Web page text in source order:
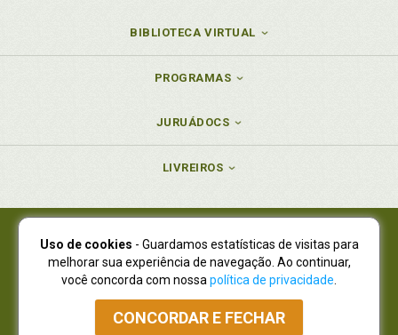
BIBLIOTECA VIRTUAL
PROGRAMAS
JURUÁDOCS
LIVREIROS
Juruá Editora Ltda., CNPJ 77.535.508/0001-19
Juruá Informática Ltda., CNPJ 01.701.561/0001-80
NOVO ENDEREÇO:R. Flávio Dallegrave, 7665, São Lourenço |
Curitiba - Paraná - CEP 82210-310
Atendimento: (41) 4009-3900|Vendas Atacado: (41) 4009-3939
Uso de cookies - Guardamos estatísticas de visitas para
melhorar sua experiência de navegação. Ao continuar,
você concorda com nossa política de privacidade
CONCORDAR E FECHAR